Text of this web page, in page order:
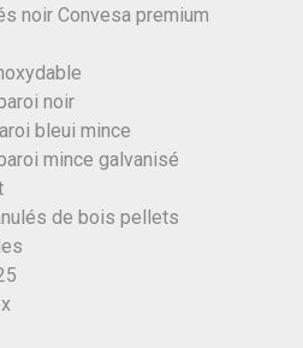
noir Convesa premium
noir
bleui mince
mince galvanisé
de bois pellets